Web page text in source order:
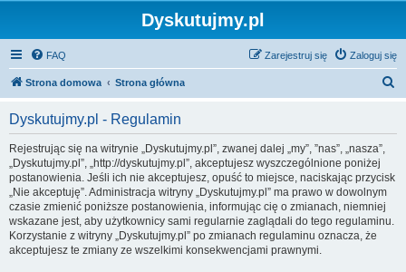
Dyskutujmy.pl
FAQ Zaloguj się
Zarejestruj się
Strona domowa Strona główna
Dyskutujmy.pl - Regulamin
Rejestrując się na witrynie „Dyskutujmy.pl”, zwanej dalej „my”, ”nas”, „nasza”,
„Dyskutujmy.pl”, „http://dyskutujmy.pl”, akceptujesz wyszczególnione poniżej
postanowienia. Jeśli ich nie akceptujesz, opuść to miejsce, naciskając przycisk
„Nie akceptuję”. Administracja witryny „Dyskutujmy.pl” ma prawo w dowolnym
czasie zmienić poniższe postanowienia, informując cię o zmianach, niemniej
wskazane jest, aby użytkownicy sami regularnie zaglądali do tego regulaminu.
Korzystanie z witryny „Dyskutujmy.pl” po zmianach regulaminu oznacza, że
akceptujesz te zmiany ze wszelkimi konsekwencjami prawnymi.